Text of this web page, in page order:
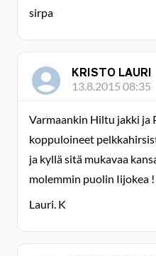
sirpa
KRISTO LAURI
13.8.2015 08:35
Varmaankin Hiltu jakki ja
koppuloineet
ja kyllä sitä mukavaa
molemmin puolin Iijokea !
Lauri. K